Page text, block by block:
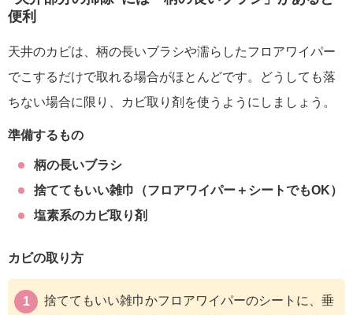
便利
天井のカビは、柄の長いブラシや濡らしたフロアワイパー
でこするだけで取れる場合がほとんどです。どうしても落
ちない場合に限り、カビ取り剤を使うようにしましょう。
準備するもの
柄の長いブラシ
捨ててもいい雑巾（フロアワイパー＋シートでもOK）
塩素系のカビ取り剤
カビの取り方
捨ててもいい雑巾かフロアワイパーのシートに、垂